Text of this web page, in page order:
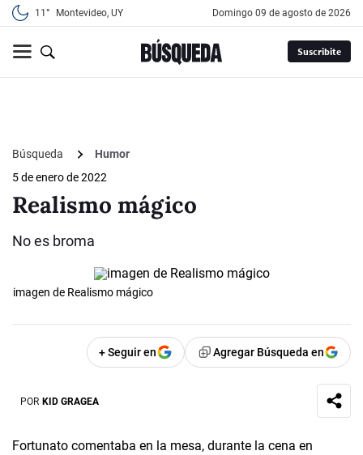
11° Montevideo, UY domingo 09 de agosto de 2026
Suscribite
Búsqueda
Humor
5 de enero de 2022
Realismo mágico
No es broma
imagen de Realismo mágico
+ Seguir en Agregar Búsqueda en
POR KID GRAGEA
Fortunato comentaba en la mesa, durante la cena en